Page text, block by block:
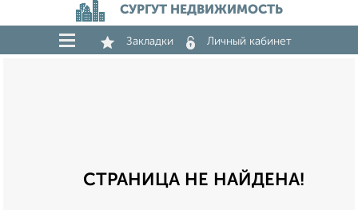
СУРГУТ НЕДВИЖИМОСТЬ
Закладки Личный кабинет
СТРАНИЦА НЕ НАЙДЕНА!